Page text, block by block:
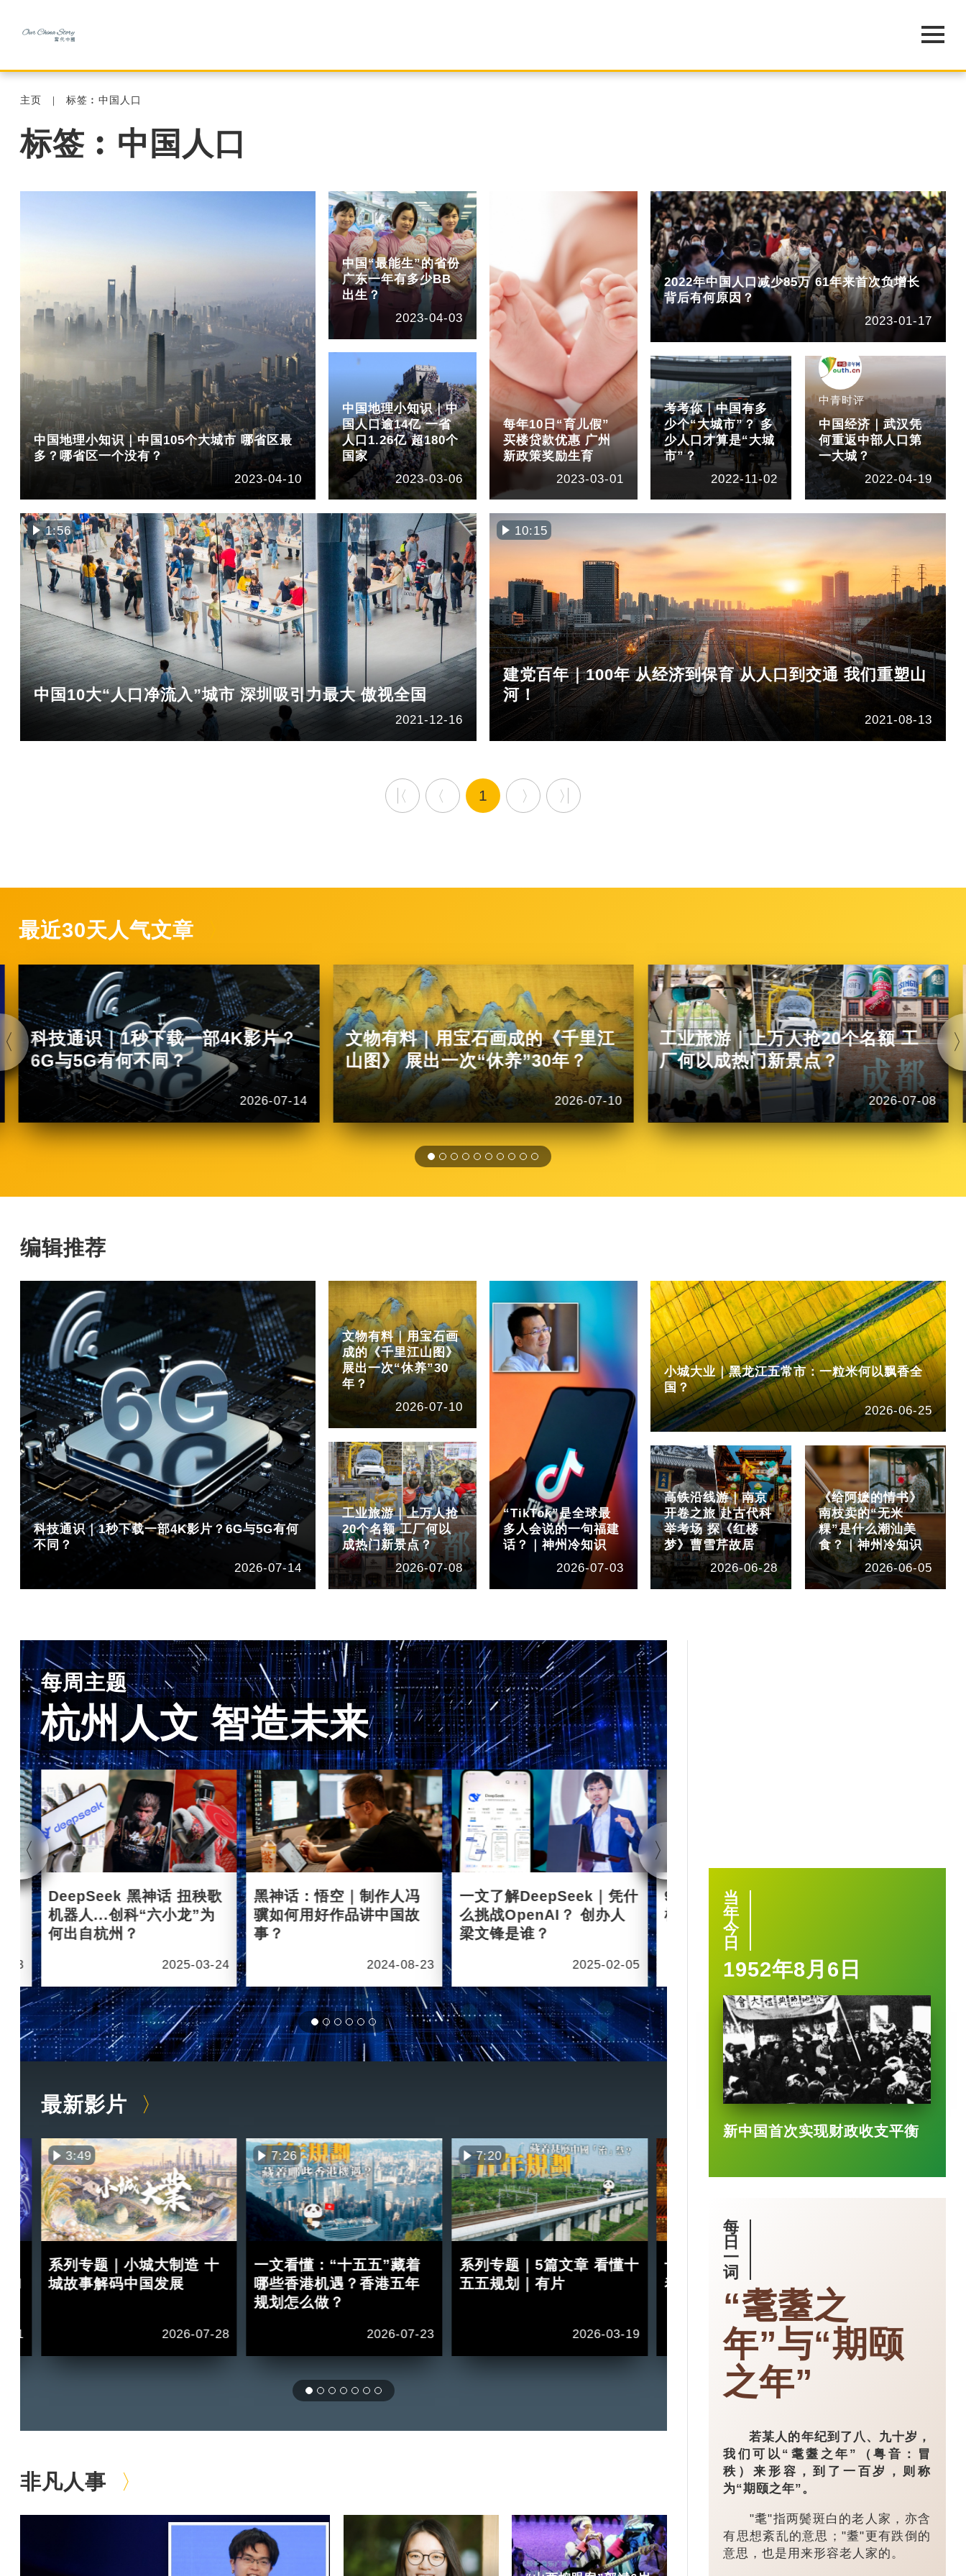
主页 标签︰中国人口
标签︰中国人口
中国地理小知识｜中国105个大城市 哪省区最
多？哪省区一个没有？
2023-04-10
中国“最能生”的省份
广东一年有多少BB
出生？
2023-04-03
中国地理小知识｜中
国人口逾14亿 一省
人口1.26亿 超180个
国家
2023-03-06
每年10日“育儿假”
买楼贷款优惠 广州
新政策奖励生育
2023-03-01
2022年中国人口减少85万 61年来首次负增长
背后有何原因？
2023-01-17
考考你｜中国有多
少个“大城市”？ 多
少人口才算是“大城
市”？
2022-11-02
中青时评
中国经济｜武汉凭
何重返中部人口第
一大城？
2022-04-19
1:56
中国10大“人口净流入”城市 深圳吸引力最大 傲视全国
2021-12-16
10:15
建党百年｜100年 从经济到保育 从人口到交通 我们重塑山
河！
2021-08-13
1
最近30天人气文章
科技通识｜1秒下载一部4K影片？
6G与5G有何不同？
2026-07-14
文物有料｜用宝石画成的《千里江
山图》 展出一次“休养”30年？
2026-07-10
工业旅游｜上万人抢20个名额 工
厂何以成热门新景点？
2026-07-08
编辑推荐
科技通识｜1秒下载一部4K影片？6G与5G有何
不同？
2026-07-14
文物有料｜用宝石画
成的《千里江山图》
展出一次“休养”30
年？
2026-07-10
工业旅游｜上万人抢
20个名额 工厂何以
成热门新景点？
2026-07-08
“TikTok”是全球最
多人会说的一句福建
话？｜神州冷知识
2026-07-03
小城大业｜黑龙江五常市：一粒米何以飘香全
国？
2026-06-25
高铁沿线游｜南京
开卷之旅 赴古代科
举考场 探《红楼
梦》曹雪芹故居
2026-06-28
《给阿嬷的情书》
南枝卖的“无米
粿”是什么潮汕美
食？｜神州冷知识
2026-06-05
每周主题
杭州人文 智造未来
03
DeepSeek 黑神话 扭秧歌
机器人...创科“六小龙”为
何出自杭州？
2025-03-24
黑神话：悟空｜制作人冯
骥如何用好作品讲中国故
事？
2024-08-23
一文了解DeepSeek｜凭什
么挑战OpenAI？ 创办人
梁文锋是谁？
2025-02-05
90后王兴兴 “英语学渣”是
机械人天才
2025-03-17
最新影片
II
11
3:49
系列专题｜小城大制造 十
城故事解码中国发展
2026-07-28
7:26
一文看懂：“十五五”藏着
哪些香港机遇？香港五年
规划怎么做？
2026-07-23
7:20
系列专题｜5篇文章 看懂十
五五规划｜有片
2026-03-19
十五五规划｜五年规划 藏
着什么中国“治”慧？
2026-03-18
非凡人事
当
年
今
日
1952年8月6日
新中国首次实现财政收支平衡
每
日
一
词
“耄耋之
年”与“期颐
之年”
若某人的年纪到了八、九十岁，
我们可以“耄耋之年”（粤音：冒
秩）来形容，到了一百岁，则称
为“期颐之年”。
"耄"指两鬓斑白的老人家，亦含
有思想紊乱的意思；"耋"更有跌倒的
意思，也是用来形容老人家的。